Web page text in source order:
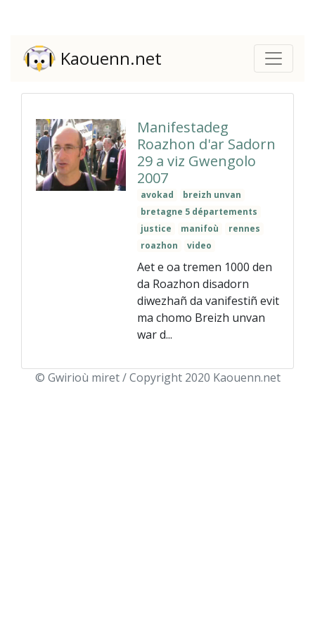
Kaouenn.net
Manifestadeg
Roazhon d'ar Sadorn
29 a viz Gwengolo
2007
avokad
breizh unvan
bretagne 5 départements
justice
manifoù
rennes
roazhon
video
Aet e oa tremen 1000 den
da Roazhon disadorn
diwezhañ da vanifestiñ evit
ma chomo Breizh unvan
war d...
© Gwirioù miret / Copyright 2020 Kaouenn.net